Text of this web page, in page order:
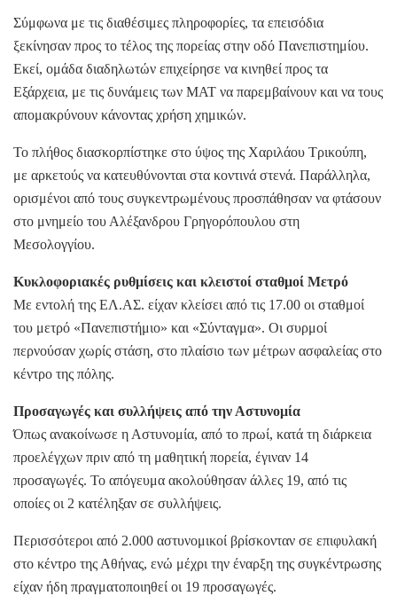
Σύμφωνα με τις διαθέσιμες πληροφορίες, τα επεισόδια
ξεκίνησαν προς το τέλος της πορείας στην οδό Πανεπιστημίου.
Εκεί, ομάδα διαδηλωτών επιχείρησε να κινηθεί προς τα
Εξάρχεια, με τις δυνάμεις των ΜΑΤ να παρεμβαίνουν και να τους
απομακρύνουν κάνοντας χρήση χημικών.
Το πλήθος διασκορπίστηκε στο ύψος της Χαριλάου Τρικούπη,
με αρκετούς να κατευθύνονται στα κοντινά στενά. Παράλληλα,
ορισμένοι από τους συγκεντρωμένους προσπάθησαν να φτάσουν
στο μνημείο του Αλέξανδρου Γρηγορόπουλου στη
Μεσολογγίου.
Κυκλοφοριακές ρυθμίσεις και κλειστοί σταθμοί Μετρό
Με εντολή της ΕΛ.ΑΣ. είχαν κλείσει από τις 17.00 οι σταθμοί
του μετρό «Πανεπιστήμιο» και «Σύνταγμα». Οι συρμοί
περνούσαν χωρίς στάση, στο πλαίσιο των μέτρων ασφαλείας στο
κέντρο της πόλης.
Προσαγωγές και συλλήψεις από την Αστυνομία
Όπως ανακοίνωσε η Αστυνομία, από το πρωί, κατά τη διάρκεια
προελέγχων πριν από τη μαθητική πορεία, έγιναν 14
προσαγωγές. Το απόγευμα ακολούθησαν άλλες 19, από τις
οποίες οι 2 κατέληξαν σε συλλήψεις.
Περισσότεροι από 2.000 αστυνομικοί βρίσκονταν σε επιφυλακή
στο κέντρο της Αθήνας, ενώ μέχρι την έναρξη της συγκέντρωσης
είχαν ήδη πραγματοποιηθεί οι 19 προσαγωγές.